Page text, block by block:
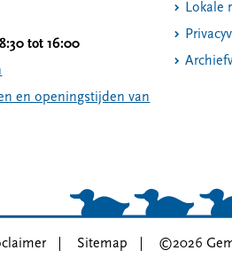
tot 16:00
en openingstijden van
Lokale
Sitemap ©2026